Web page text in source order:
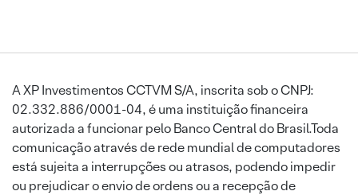
A XP Investimentos CCTVM S/A, inscrita sob o CNPJ:
02.332.886/0001-04, é uma instituição financeira
autorizada a funcionar pelo Banco Central do Brasil.Toda
comunicação através de rede mundial de computadores
está sujeita a interrupções ou atrasos, podendo impedir
ou prejudicar o envio de ordens ou a recepção de